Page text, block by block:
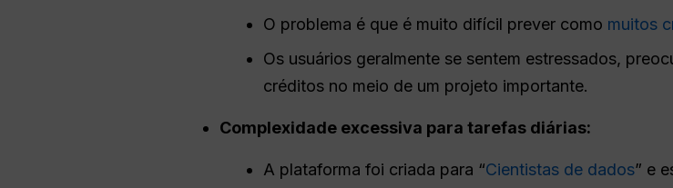
O problema é que é muito difícil prever como muitos
Os usuários geralmente se sentem estressados,
créditos no meio de um projeto importante.
Complexidade excessiva para tarefas diárias:
A plataforma foi criada para “Cientistas de dados” e